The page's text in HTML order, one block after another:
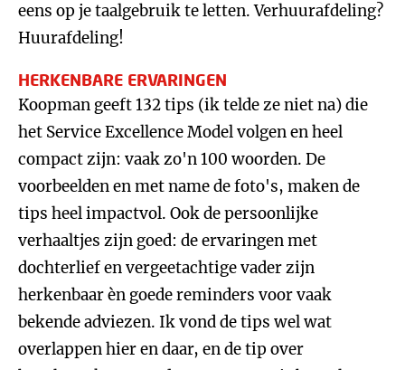
eens op je taalgebruik te letten. Verhuurafdeling?
Huurafdeling!
HERKENBARE ERVARINGEN
Koopman geeft 132 tips (ik telde ze niet na) die
het Service Excellence Model volgen en heel
compact zijn: vaak zo'n 100 woorden. De
voorbeelden en met name de foto's, maken de
tips heel impactvol. Ook de persoonlijke
verhaaltjes zijn goed: de ervaringen met
dochterlief en vergeetachtige vader zijn
herkenbaar èn goede reminders voor vaak
bekende adviezen. Ik vond de tips wel wat
overlappen hier en daar, en de tip over